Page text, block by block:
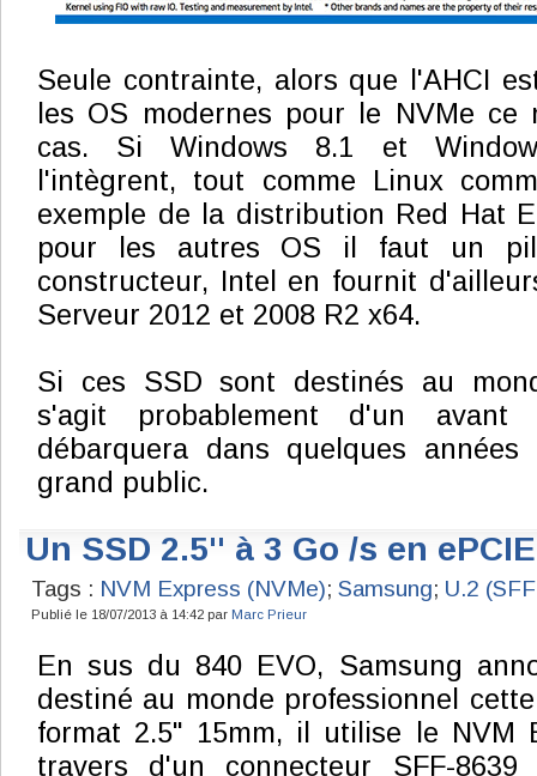
Seule contrainte, alors que l'AHCI
les OS modernes pour le NVMe ce
cas. Si Windows 8.1 et
l'intègrent, tout comme Linux
exemple de la distribution Red Hat
pour les autres OS il faut un
constructeur, Intel en fournit
Serveur 2012 et 2008 R2 x64.
Si ces SSD sont destinés au
s'agit probablement d'un
débarquera dans quelques
grand public.
Un SSD 2.5'' à 3 Go /s en
Tags : NVM Express (NVMe); Samsung; U.2
Publié le 18/07/2013 à 14:42 par Marc Prieur
En sus du 840 EVO, Samsung
destiné au monde professionnel
format 2.5" 15mm, il utilise le NVM
travers d'un connecteur SFF-8639